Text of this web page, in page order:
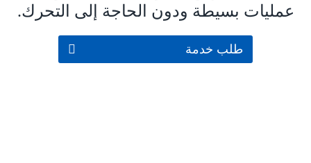
عمليات بسيطة ودون الحاجة إلى التحرك.
طلب خدمة